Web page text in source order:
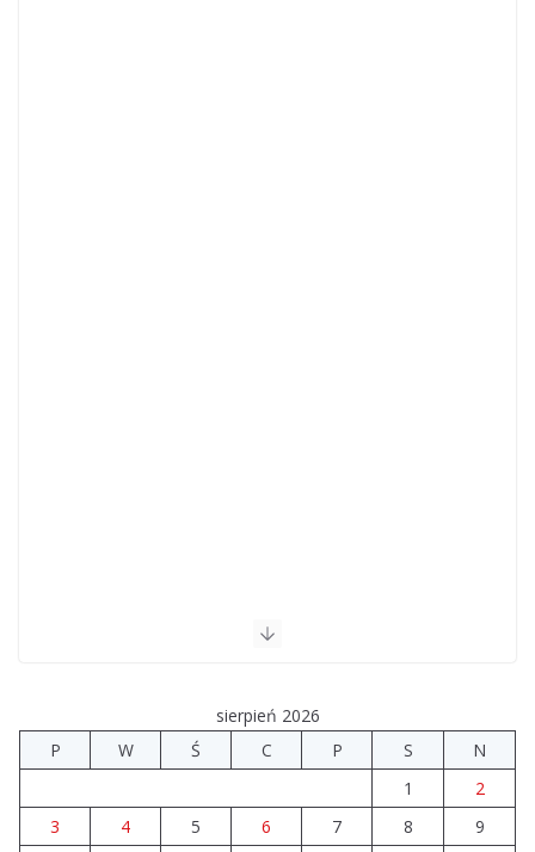
sierpień 2026
P
W Ś C P S
N
1
2
3
4 5 6 7 8
9